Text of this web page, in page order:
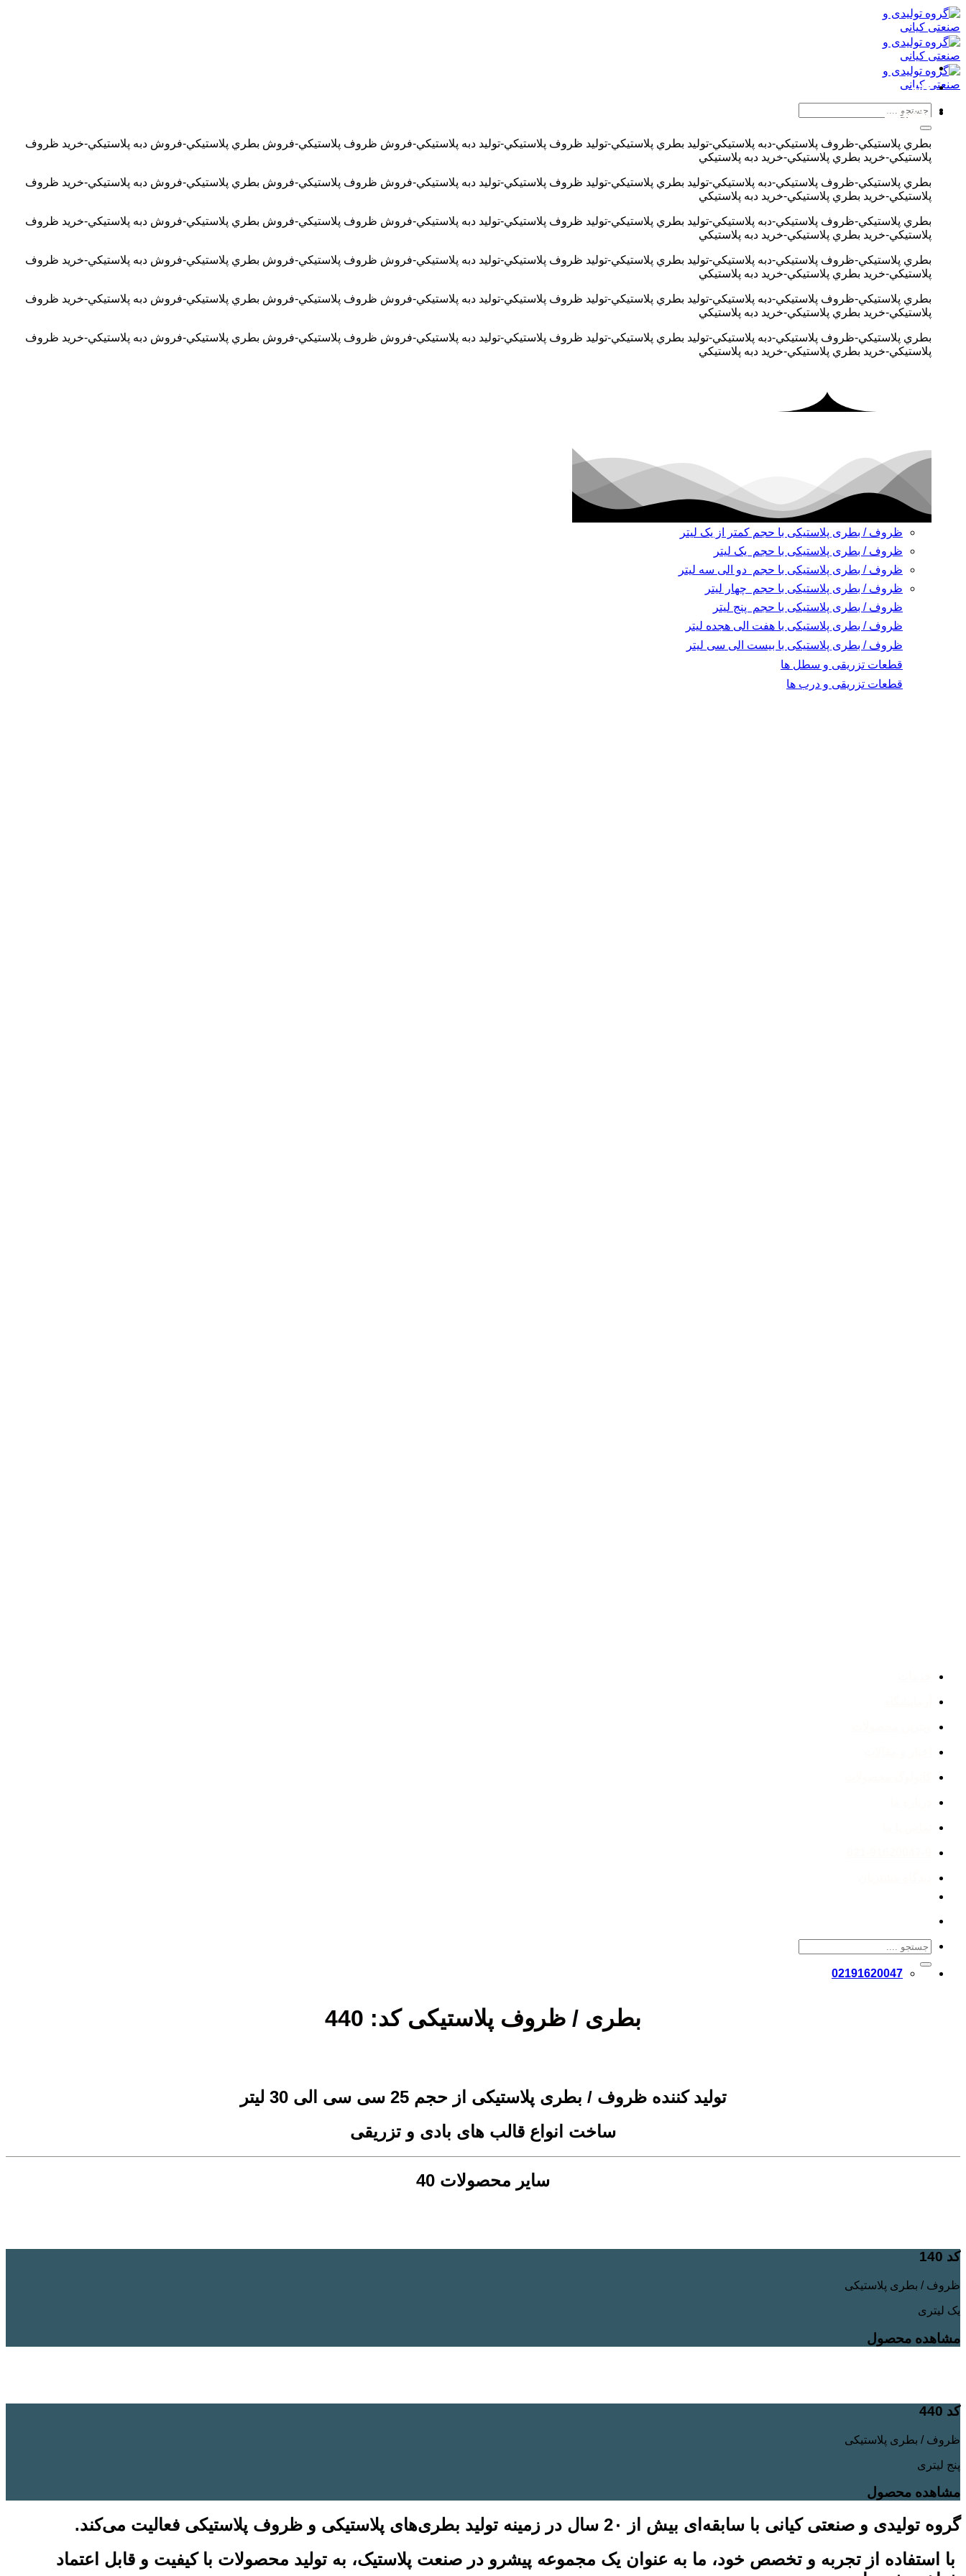
پرش
به
محتوا
خانه
محصولات
بطري پلاستيکي-ظروف پلاستيکي-دبه پلاستيکي-توليد بطري پلاستيکي-توليد ظروف پلاستيکي-توليد دبه پلاستيکي-فروش ظروف پلاستيکي-فروش بطري پلاستيکي-فروش دبه پلاستيکي-خريد ظروف
پلاستيکي-خريد بطري پلاستيکي-خريد دبه پلاستيکي
بطري پلاستيکي-ظروف پلاستيکي-دبه پلاستيکي-توليد بطري پلاستيکي-توليد ظروف پلاستيکي-توليد دبه پلاستيکي-فروش ظروف پلاستيکي-فروش بطري پلاستيکي-فروش دبه پلاستيکي-خريد ظروف
پلاستيکي-خريد بطري پلاستيکي-خريد دبه پلاستيکي
بطري پلاستيکي-ظروف پلاستيکي-دبه پلاستيکي-توليد بطري پلاستيکي-توليد ظروف پلاستيکي-توليد دبه پلاستيکي-فروش ظروف پلاستيکي-فروش بطري پلاستيکي-فروش دبه پلاستيکي-خريد ظروف
پلاستيکي-خريد بطري پلاستيکي-خريد دبه پلاستيکي
بطري پلاستيکي-ظروف پلاستيکي-دبه پلاستيکي-توليد بطري پلاستيکي-توليد ظروف پلاستيکي-توليد دبه پلاستيکي-فروش ظروف پلاستيکي-فروش بطري پلاستيکي-فروش دبه پلاستيکي-خريد ظروف
پلاستيکي-خريد بطري پلاستيکي-خريد دبه پلاستيکي
بطري پلاستيکي-ظروف پلاستيکي-دبه پلاستيکي-توليد بطري پلاستيکي-توليد ظروف پلاستيکي-توليد دبه پلاستيکي-فروش ظروف پلاستيکي-فروش بطري پلاستيکي-فروش دبه پلاستيکي-خريد ظروف
پلاستيکي-خريد بطري پلاستيکي-خريد دبه پلاستيکي
بطري پلاستيکي-ظروف پلاستيکي-دبه پلاستيکي-توليد بطري پلاستيکي-توليد ظروف پلاستيکي-توليد دبه پلاستيکي-فروش ظروف پلاستيکي-فروش بطري پلاستيکي-فروش دبه پلاستيکي-خريد ظروف
پلاستيکي-خريد بطري پلاستيکي-خريد دبه پلاستيکي
ظروف / بطری پلاستیکی با حجم کمتر از یک لیتر
ظروف / بطری پلاستیکی با حجم یک لیتر
ظروف / بطری پلاستیکی با حجم دو الی سه لیتر
ظروف / بطری پلاستیکی با حجم چهار لیتر
ظروف / بطری پلاستیکی با حجم پنج لیتر
ظروف / بطری پلاستیکی با هفت الی هجده لیتر
ظروف / بطری پلاستیکی با بیست الی سی لیتر
قطعات تزریقی و سطل ها
قطعات تزریقی و درب ها
02191620047
بطری / ظروف پلاستیکی کد: 440
تولید کننده ظروف / بطری پلاستیکی از حجم 25 سی سی الی 30 لیتر
ساخت انواع قالب های بادی و تزریقی
سایر محصولات 40
کد 140
ظروف / بطری پلاستیکی
یک لیتری
مشاهده محصول
کد 440
ظروف / بطری پلاستیکی
پنج لیتری
مشاهده محصول
گروه تولیدی و صنعتی کیانی با سابقه‌ای بیش از 2۰ سال در زمینه تولید بطری‌های پلاستیکی و ظروف پلاستیکی فعالیت می‌کند.
با استفاده از تجربه و تخصص خود، ما به عنوان یک مجموعه پیشرو در صنعت پلاستیک، به تولید محصولات با کیفیت و قابل اعتماد